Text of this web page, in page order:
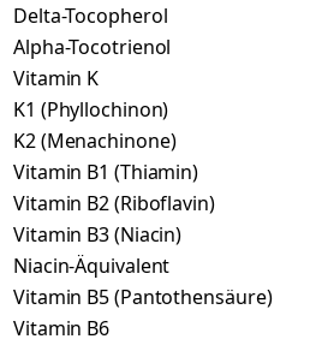
Delta-Tocopherol
Alpha-Tocotrienol
Vitamin K
K1 (Phyllochinon)
K2 (Menachinone)
Vitamin B1 (Thiamin)
Vitamin B2 (Riboflavin)
Vitamin B3 (Niacin)
Niacin-Äquivalent
Vitamin B5 (Pantothensäure)
Vitamin B6